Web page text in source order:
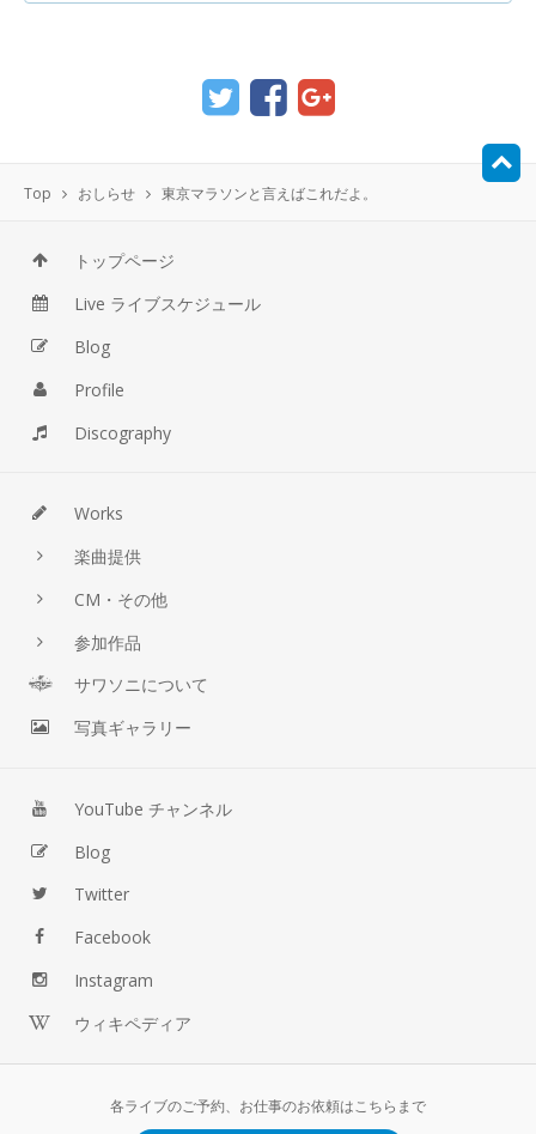
Top おしらせ 東京マラソンと言えばこれだよ。
トップページ
Live ライブスケジュール
Blog
Profile
Discography
Works
楽曲提供
CM・その他
参加作品
サワソニについて
写真ギャラリー
YouTube チャンネル
Blog
Twitter
Facebook
Instagram
ウィキペディア
各ライブのご予約、お仕事のお依頼はこちらまで